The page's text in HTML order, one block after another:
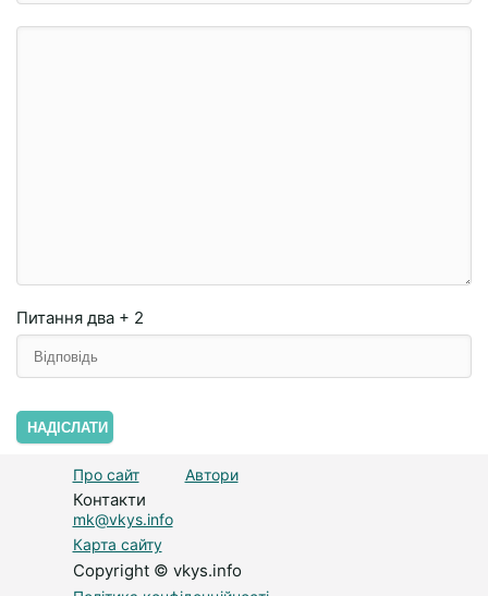
Питання два + 2
НАДІСЛАТИ
Про сайт Автори
Контакти
mk@vkys.info
Карта сайту
Copyright © vkys.info